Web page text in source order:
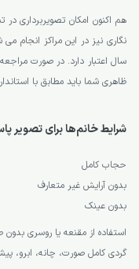
نگاری نیز در این مراکز انجام
سال اعتبار دارد. در صورت
ظاهری شما باید مطابق با
شرایط خانم‌ها برای تصویر
حجاب کامل
بدون آرایش غیر متعارف
بدون عینک
استفاده از مقنعه یا روسری
گردی کامل صورت، چانه، ابرو،